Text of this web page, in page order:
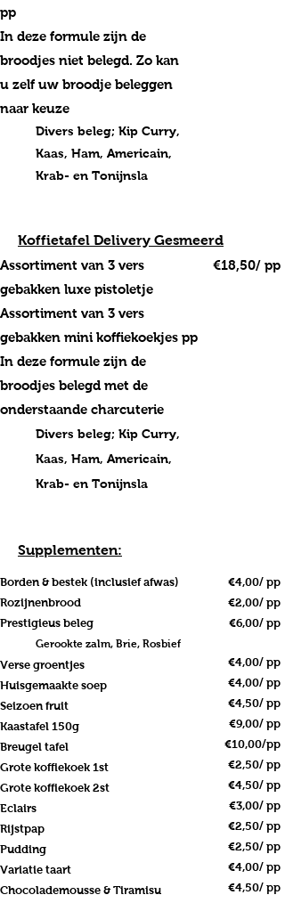
pp
In deze formule zijn de
broodjes niet belegd. Zo kan
u zelf uw broodje beleggen
naar keuze
Divers beleg; Kip Curry,
Kaas, Ham, Americain,
Krab- en Tonijnsla
Koffietafel Delivery Gesmeerd
Assortiment van 3 vers
gebakken luxe pistoletje
Assortiment van 3 vers
gebakken mini koffiekoekjes pp
In deze formule zijn de
broodjes belegd met de
onderstaande charcuterie
Divers beleg; Kip Curry,
Kaas, Ham, Americain,
Krab- en Tonijnsla
€18,50/ pp
Supplementen:
Borden & bestek (inclusief afwas)
Rozijnenbrood
Prestigieus beleg
Gerookte zalm, Brie, Rosbief
Verse groentjes
Huisgemaakte soep
Seizoen fruit
Kaastafel 150g
Breugel tafel
Grote koffiekoek 1st
Grote koffiekoek 2st
Eclairs
Rijstpap
Pudding
Variatie taart
Chocolademousse & Tiramisu
€4,00/ pp
€2,00/ pp
€6,00/ pp
€4,00/ pp
€4,00/ pp
€4,50/ pp
€9,00/ pp
€10,00/pp
€2,50/ pp
€4,50/ pp
€3,00/ pp
€2,50/ pp
€2,50/ pp
€4,00/ pp
€4,50/ pp